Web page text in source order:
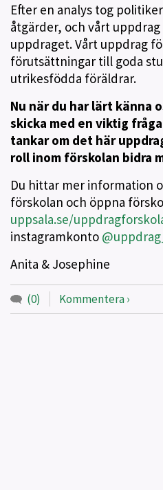
Efter en analys tog
åtgärder, och vårt
uppdraget. Vårt uppdrag
förutsättningar till goda
utrikesfödda föräldrar.
Nu när du har lärt känna
skicka med en viktig
tankar om det här
roll inom förskolan bidra
Du hittar mer information
förskolan och öppna
uppsala.se/
instagramkonto
Anita & Josephine
(0) Kommentera